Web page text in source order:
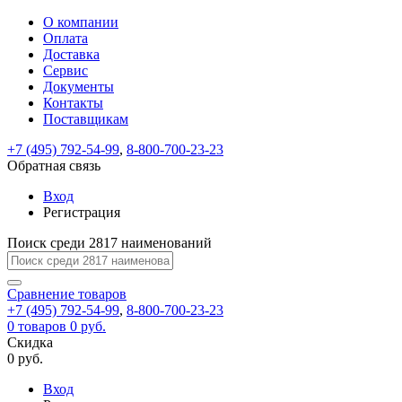
ВходРегистрация
Только
test@example.com
отправлена
по
ней
для
регистрации.
Ок
Только
Запомнить
меня
Забыли
Восстановление
пароля
Заполните
форму.
Мы
отправим
ссылку
на
указанный
электронный
адрес,
перейдя
по
которой
вы
новый
На
вашу
test@test.ru
отправлена
ссылка.
Перейдите
по
для
смены
пароля.
Введите
новый
пароль
Сменить
Пароль
успешно
Войти
Обратная
связь
Сообщение
пользовательского
соглашения
Ваше
сообщение
успешно
О компании
Оплата
Доставка
Сервис
Документы
Контакты
Поставщикам
+7 (495) 792-54-99, 8-800-700-23-23
Обратная связь
Вход
Регистрация
Поиск среди 2817 наименований
Сравнение товаров
+7 (495) 792-54-99, 8-800-700-23-23
0 товаров 0 руб.
Скидка
0 руб.
Вход